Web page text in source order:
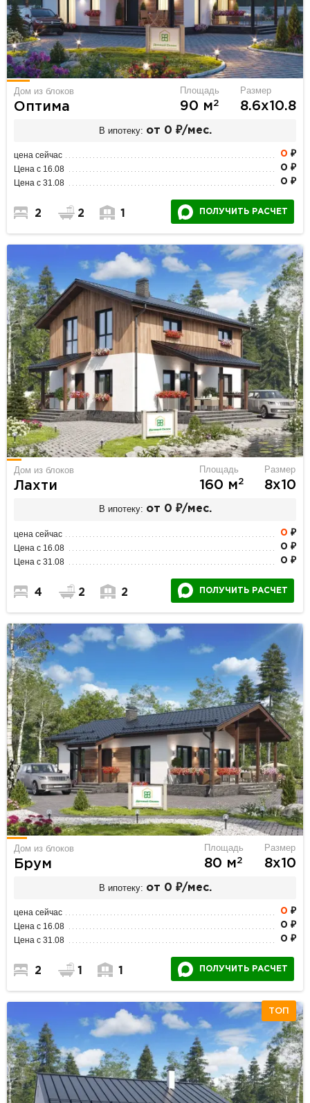
Дом из блоков
Оптима
Площадь
90 м2
Размер
8.6х10.8
В ипотеку: от 0 ₽/мес.
цена сейчас 0 ₽
Цена с 16.08 0 ₽
Цена с 31.08 0 ₽
2 2 1 ПОЛУЧИТЬ РАСЧЕТ
Дом из блоков
Лахти
Площадь
160 м2
Размер
8х10
В ипотеку: от 0 ₽/мес.
цена сейчас 0 ₽
Цена с 16.08 0 ₽
Цена с 31.08 0 ₽
4 2 2 ПОЛУЧИТЬ РАСЧЕТ
Дом из блоков
Брум
Площадь
80 м2
Размер
8х10
В ипотеку: от 0 ₽/мес.
цена сейчас 0 ₽
Цена с 16.08 0 ₽
Цена с 31.08 0 ₽
2 1 1 ПОЛУЧИТЬ РАСЧЕТ
ТОП